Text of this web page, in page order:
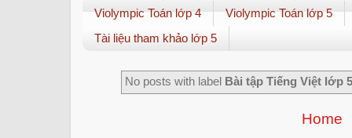
Violympic Toán lớp 4
Violympic Toán lớp 5
Tài liệu tham khảo lớp 5
No posts with label Bài tập Tiếng Việt lớp
Home